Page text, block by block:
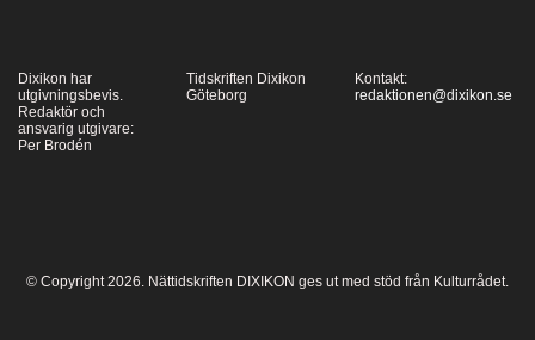
Dixikon har
utgivningsbevis.
Redaktör och
ansvarig utgivare:
Per Brodén
Tidskriften Dixikon
Göteborg
Kontakt:
redaktionen@dixikon.se
© Copyright 2026. Nättidskriften DIXIKON ges ut med stöd från Kulturrådet.